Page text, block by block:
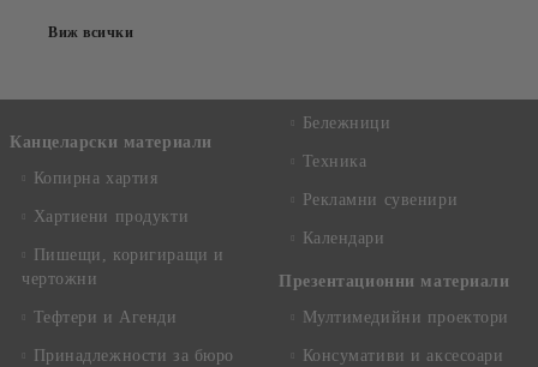
Виж всички
Канцеларски материали
Копирна хартия
Хартиени продукти
Пишещи, коригиращи и
чертожни
Тефтери и Агенди
Принадлежности за бюро
Бележници
Техника
Рекламни сувенири
Календари
Презентационни материали
Мултимедийни проектори
Консумативи и аксесоари